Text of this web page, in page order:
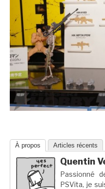
À propos Articles récents
Quentin
Passionné
PSVita, je